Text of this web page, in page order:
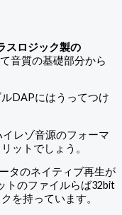
スロジック製の
音質の基礎部分から
DAPにはうってつけ
レゾ音源のフォーマ
ットでしょう。
タのネイティブ再生が
トのファイルらば32bit
を持っています。